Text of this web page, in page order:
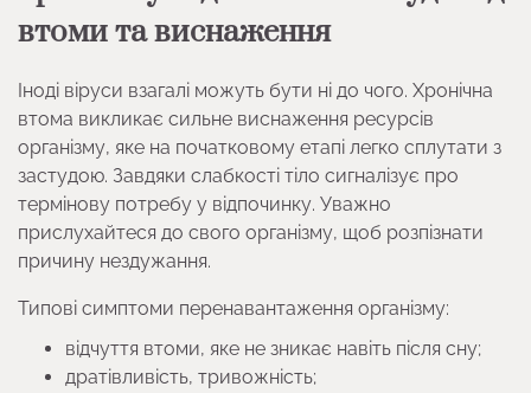
втоми та виснаження
Іноді віруси взагалі можуть бути ні до чого. Хронічна
втома викликає сильне виснаження ресурсів
організму, яке на початковому етапі легко сплутати з
застудою. Завдяки слабкості тіло сигналізує про
термінову потребу у відпочинку. Уважно
прислухайтеся до свого організму, щоб розпізнати
причину нездужання.
Типові симптоми перенавантаження організму:
відчуття втоми, яке не зникає навіть після сну;
дратівливість, тривожність;